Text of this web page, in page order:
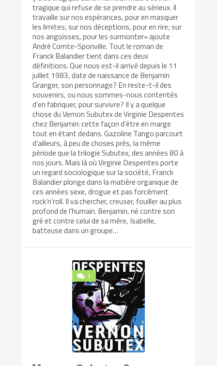
tragique qui refuse de se prendre au sérieux. Il
travaille sur nos espérances, pour en masquer
les limites; sur nos déceptions, pour en rire; sur
nos angoisses, pour les surmonter» ajoute
André Comte-Sponville. Tout le roman de
Franck Balandier tient dans ces deux
définitions. Que nous est-il arrivé depuis le 11
juillet 1983, date de naissance de Benjamin
Granger, son personnage? En reste-t-il des
souvenirs, ou nous sommes-nous contentés
d’en fabriquer, pour survivre? Il y a quelque
chose du Vernon Subutex de Virginie Despentes
chez Benjamin: cette façon d’être en marge
tout en étant dedans. Gazoline Tango parcourt
d’ailleurs, à peu de choses près, la même
période que la trilogie Subutex, des années 80 à
nos jours. Mais là où Virginie Despentes porte
un regard sociologique sur la société, Franck
Balandier plonge dans la matière organique de
ces années sexe, drogue et pas forcément
rock’n’roll. Il va chercher, creuser, fouiller au plus
profond de l’humain. Benjamin, né contre son
gré et contre celui de sa mère, Isabelle,
batteuse dans un groupe…
1